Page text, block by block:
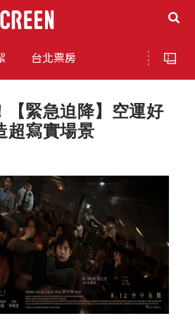
台北票房
【緊急迫降】空運好
超寫實場景